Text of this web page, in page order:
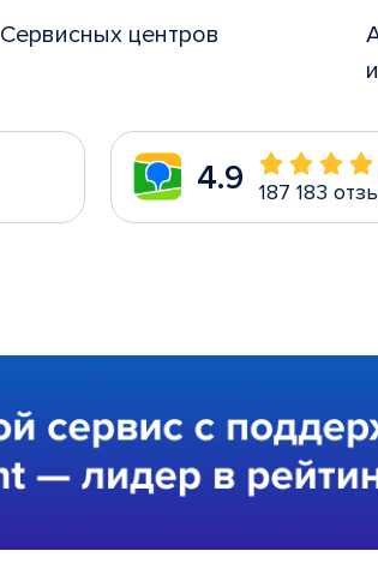
Сервисных центров
4.9 187 183